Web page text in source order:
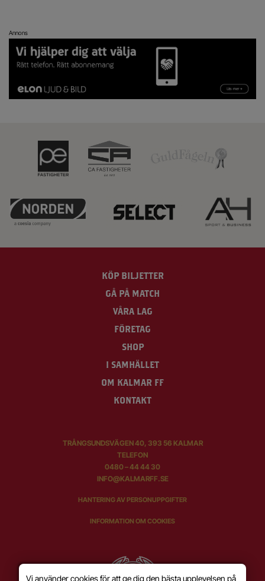
Annons
KÖP BILJETTER
GÅ PÅ MATCH
VÅRA LAG
FÖRETAG
SHOP
I SAMHÄLLET
OM KALMAR FF
KONTAKT
TRÅNGSUNDSVÄGEN 40, 393 56 KALMAR
TELEFON
0480 – 44 44 30
INFO@KALMARFF.SE
HANTERING AV PERSONUPPGIFTER
INFORMATION OM COOKIES
Vi använder cookies för att ge dig den bästa upplevelsen på